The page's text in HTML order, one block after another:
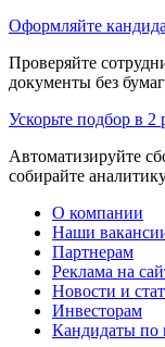
Оформляйте
Проверяйте
документы без
Ускорьте подбор в 2
Автоматизируйте
собирайте
О компании
Наши
Партнерам
Реклама на
Новости и
Инвесторам
Кандидаты по